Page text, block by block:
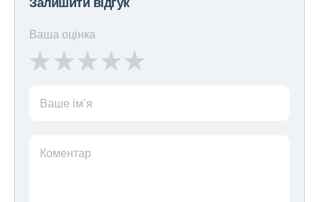
Ваша оцінка
Ваше ім’я
Коментар